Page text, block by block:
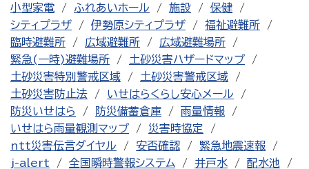
小型家電 ふれあいホール 施設
保健
シティプラザ
伊勢原シティプラザ
福祉避難所
臨時避難所
広域避難所
広域避難場所
緊急(一時)避難場所
土砂災害ハザードマップ
土砂災害特別警戒区域
土砂災害警戒区域
土砂災害防止法
いせはらくらし安心メール
防災いせはら
防災備蓄倉庫
雨量情報
いせはら雨量観測マップ
災害時協定
ntt災害伝言ダイヤル
安否確認
緊急地震速報
j-alert
全国瞬時警報システム 井戸水
配水池